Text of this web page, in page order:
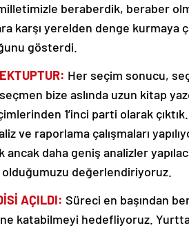
beraberdik, beraber
karşı yerelden denge kurmaya
gösterdi.
Her seçim sonucu,
bize aslında uzun kitap
1’inci parti olarak
ve raporlama çalışmaları
ancak daha geniş analizler
olduğumuzu değerlendiriyoruz.
AÇILDI: Süreci en başından
katabilmeyi hedefliyoruz.